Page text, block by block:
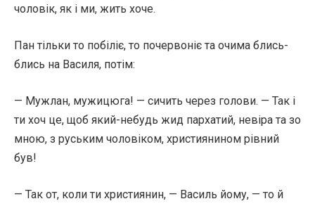
чоловік, як і ми, жить хоче.
Пан тільки то побіліє, то почервоніє та очима блись-
блись на Василя, потім:
— Мужлан, мужицюга! — сичить через голови. — Так і
ти хоч це, щоб який-небудь жид пархатий, невіра та зо
мною, з руським чоловіком, християнином рівний
був!
— Так от, коли ти християнин, — Василь йому, — то й